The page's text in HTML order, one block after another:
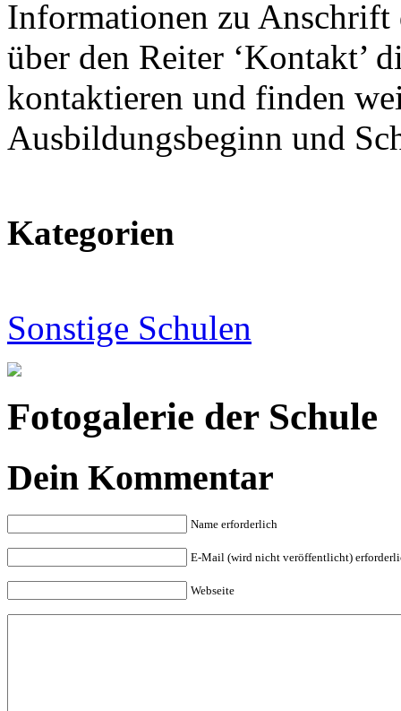
Informationen zu Anschrift
über den Reiter ‘Kontakt’
kontaktieren und finden
Ausbildungsbeginn und
Kategorien
Sonstige Schulen
Fotogalerie der Schule
Dein Kommentar
Name erforderlich
E-Mail (wird nicht veröffentlicht)
Webseite